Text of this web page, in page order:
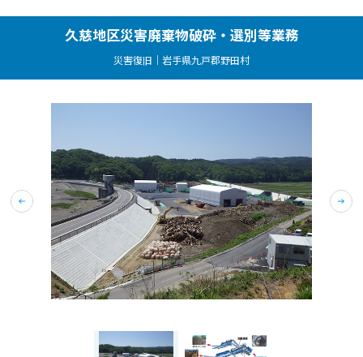
久慈地区災害廃棄物破砕・選別等業務
災害復旧｜岩手県九戸郡野田村